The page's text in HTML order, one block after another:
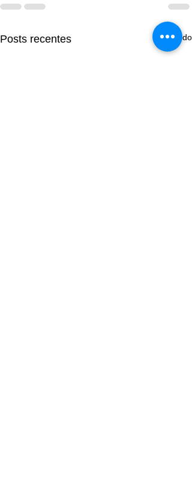
Posts recentes Ver tudo